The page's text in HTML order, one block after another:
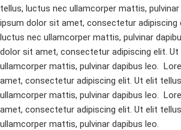
tellus, luctus nec ullamcorper mattis, pulvinar
ipsum dolor sit amet, consectetur adipiscing
luctus nec ullamcorper mattis, pulvinar
dolor sit amet, consectetur adipiscing elit.
ullamcorper mattis, pulvinar dapibus leo.
amet, consectetur adipiscing elit. Ut elit
ullamcorper mattis, pulvinar dapibus leo.
amet, consectetur adipiscing elit. Ut elit
ullamcorper mattis, pulvinar dapibus leo.